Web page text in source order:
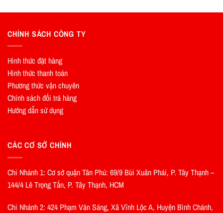
CHÍNH SÁCH CÔNG TY
Hình thức đặt hàng
Hình thức thanh toán
Phương thức vận chuyên
Chính sách đổi trả hàng
Hướng dẫn sử dụng
CÁC CƠ SỞ CHÍNH
Chi Nhánh 1: Cơ sở quận Tân Phú: 69/9 Bùi Xuân Phái, P. Tây Thạnh –
144/4 Lê Trọng Tấn, P. Tây Thạnh, HCM
Chi Nhánh 2: 424 Phạm Văn Sáng, Xã Vĩnh Lộc A, Huyện Bình Chánh,